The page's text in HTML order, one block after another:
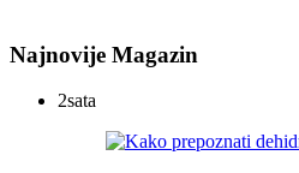
Najnovije Magazin
2sata